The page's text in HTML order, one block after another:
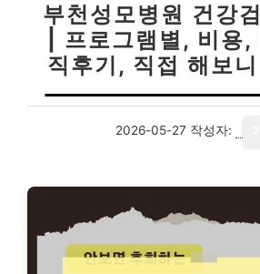
부천성모병원 건강
| 프로그램별, 비용
직후기, 직접 해보
2026-05-27 작성자: